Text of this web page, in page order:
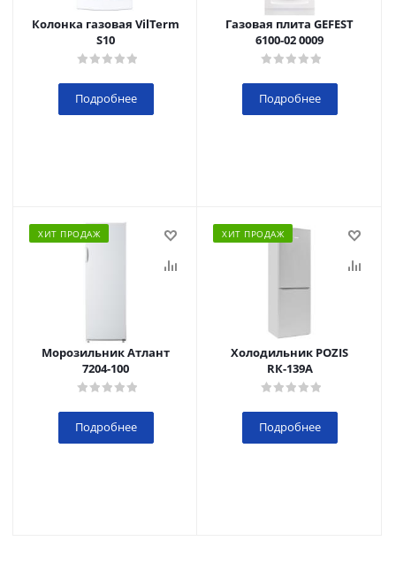
Колонка газовая VilTerm
S10
Подробнее
Газовая плита GEFEST
6100-02 0009
Подробнее
ХИТ ПРОДАЖ
Морозильник Атлант
7204-100
Подробнее
ХИТ ПРОДАЖ
Холодильник POZIS
RК-139А
Подробнее